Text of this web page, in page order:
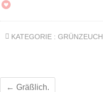
KATEGORIE : GRÜNZEUCH
← Gräßlich.